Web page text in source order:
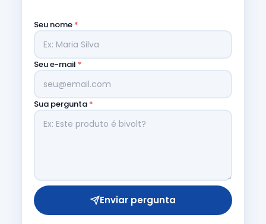
Seu nome *
Seu e-mail *
Sua pergunta *
Enviar pergunta